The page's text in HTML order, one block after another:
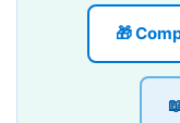
🎁